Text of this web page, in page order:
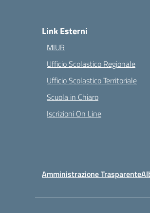
Link Esterni
MIUR
Ufficio Scolastico Regionale
Ufficio Scolastico Territoriale
Scuola in Chiaro
Iscrizioni On Line
Amministrazione Trasparente